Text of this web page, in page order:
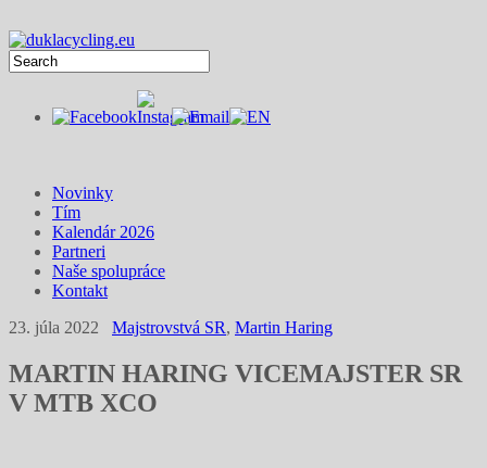
Novinky
Tím
Kalendár 2026
Partneri
Naše spolupráce
Kontakt
23. júla 2022
Majstrovstvá SR, Martin Haring
MARTIN HARING VICEMAJSTER SR
V MTB XCO